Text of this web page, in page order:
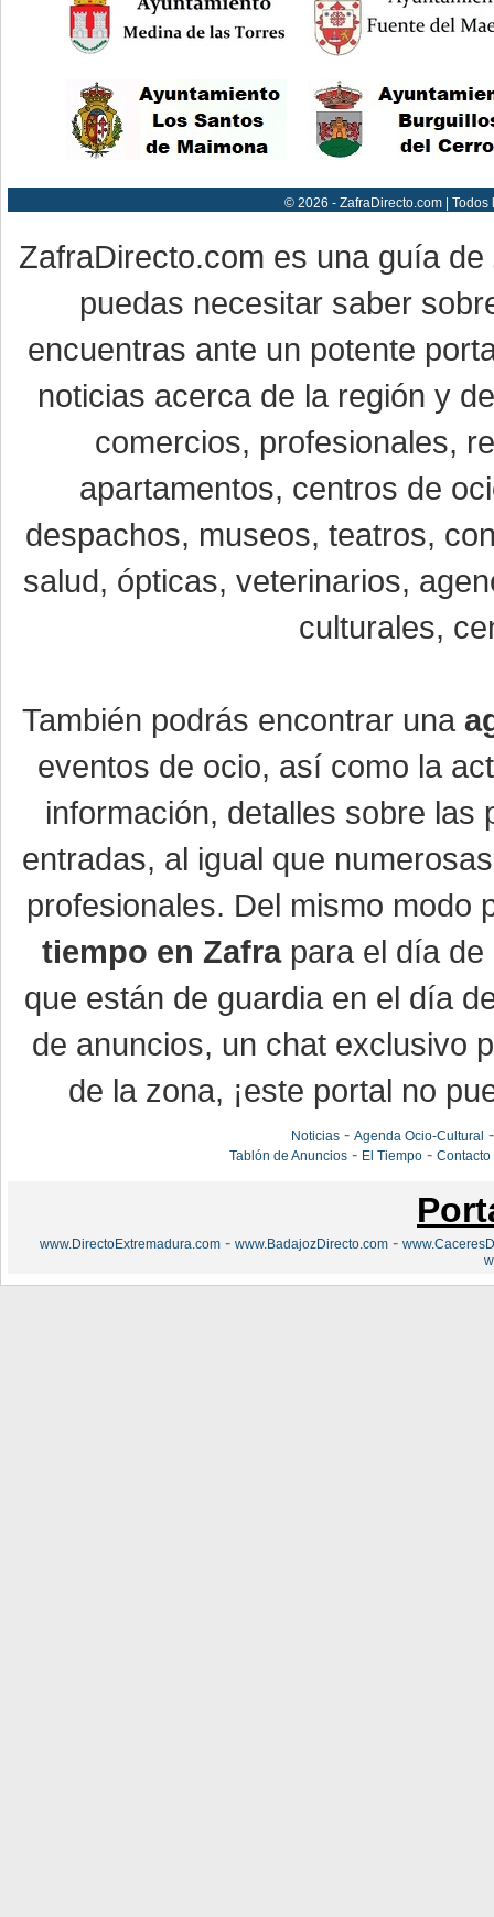
© 2026 - ZafraDirecto.com |
ZafraDirecto.com es una guía de
puedas necesitar saber
encuentras ante un potente
noticias acerca de la región y
comercios, profesionales,
apartamentos, centros de
despachos, museos, teatros,
salud, ópticas, veterinarios,
culturales,
También podrás encontrar una
eventos de ocio, así como la
información, detalles sobre
entradas, al igual que
profesionales. Del mismo modo
tiempo en Zafrapara el día de
que están de guardia en el día
de anuncios, un chat exclusivo
de la zona, ¡este portal no
Noticias- Agenda Ocio-Cultural
Tablón de Anuncios- El Tiempo- Contacto
www.DirectoExtremadura.com - www.BadajozDirecto.com -